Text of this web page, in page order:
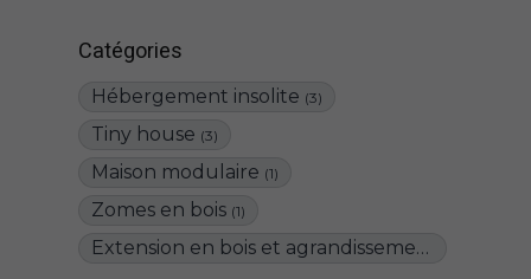
Catégories
Hébergement insolite (3)
Tiny house (3)
Maison modulaire (1)
Zomes en bois (1)
Extension en bois et agrandissement de maison